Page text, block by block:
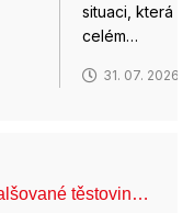
situaci, která v
celém…
31. 07. 2026
těstovin…